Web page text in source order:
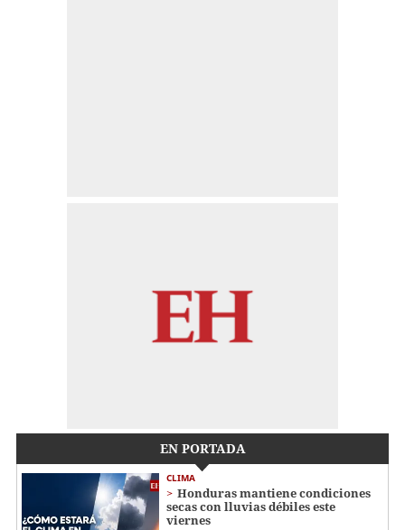
EN PORTADA
CLIMA
Honduras mantiene condiciones
secas con lluvias débiles este
viernes